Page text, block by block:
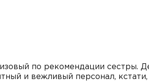
по рекомендации сестры.
и вежливый персонал,